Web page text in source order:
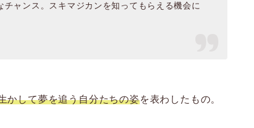
ャンス。スキマジカンを知ってもらえる機会に
かして夢を追う自分たちの姿を表わしたもの。